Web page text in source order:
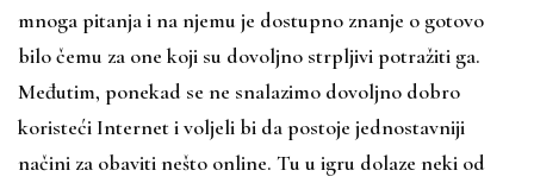
mnoga pitanja i na njemu je dostupno znanje o gotovo
bilo čemu za one koji su dovoljno strpljivi potražiti ga.
Međutim, ponekad se ne snalazimo dovoljno dobro
koristeći Internet i voljeli bi da postoje jednostavniji
načini za obaviti nešto online. Tu u igru dolaze neki od